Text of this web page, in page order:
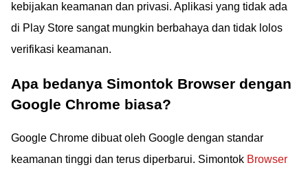
kebijakan keamanan dan privasi. Aplikasi yang tidak ada
di Play Store sangat mungkin berbahaya dan tidak lolos
verifikasi keamanan.
Apa bedanya Simontok Browser dengan
Google Chrome biasa?
Google Chrome dibuat oleh Google dengan standar
keamanan tinggi dan terus diperbarui. Simontok Browser